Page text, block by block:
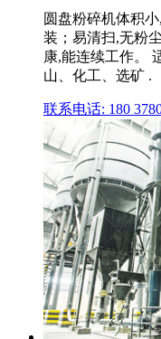
圆盘粉碎机体积
装；易清扫,无粉
康,能连续工作。
山、化工、选矿 .
联系电话: 180